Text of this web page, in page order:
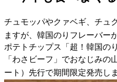
チュモッパやクァベギ、チュ
ますが、韓国のりフレーバー
ポテトチップス「超！韓国のり
「わさビーフ」でおなじみ
ート）先行で期間限定発売し